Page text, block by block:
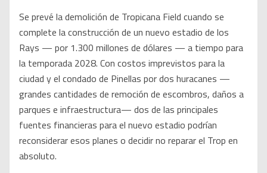
Se prevé la demolición de Tropicana Field cuando se
complete la construcción de un nuevo estadio de los
Rays — por 1.300 millones de dólares — a tiempo para
la temporada 2028. Con costos imprevistos para la
ciudad y el condado de Pinellas por dos huracanes —
grandes cantidades de remoción de escombros, daños a
parques e infraestructura— dos de las principales
fuentes financieras para el nuevo estadio podrían
reconsiderar esos planes o decidir no reparar el Trop en
absoluto.